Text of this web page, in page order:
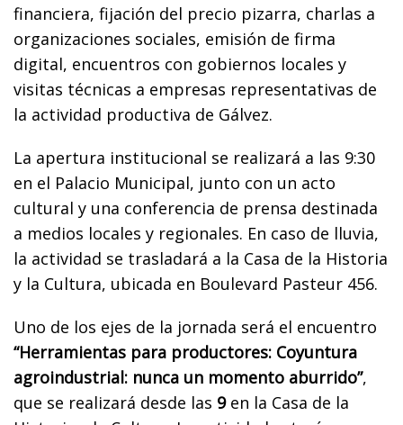
financiera, fijación del precio pizarra, charlas a
organizaciones sociales, emisión de firma
digital, encuentros con gobiernos locales y
visitas técnicas a empresas representativas de
la actividad productiva de Gálvez.
La apertura institucional se realizará a las 9:30
en el Palacio Municipal, junto con un acto
cultural y una conferencia de prensa destinada
a medios locales y regionales. En caso de lluvia,
la actividad se trasladará a la Casa de la Historia
y la Cultura, ubicada en Boulevard Pasteur 456.
Uno de los ejes de la jornada será el encuentro
“Herramientas para productores: Coyuntura
agroindustrial: nunca un momento aburrido”,
que se realizará desde las 9en la Casa de la